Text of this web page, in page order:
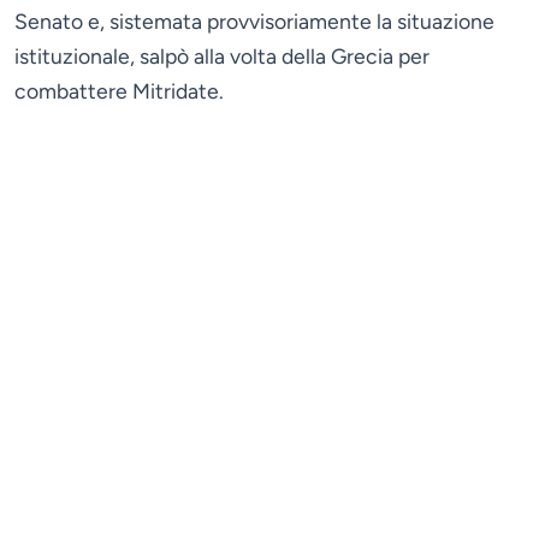
Senato e, sistemata provvisoriamente la situazione
istituzionale, salpò alla volta della Grecia per
combattere Mitridate.